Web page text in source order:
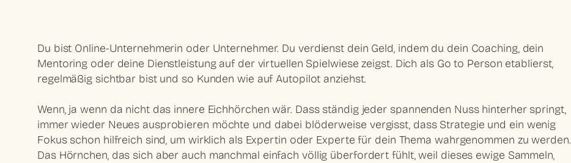
Du bist Online-Unternehmerin oder Unternehmer. Du verdienst dein Geld, indem du dein Coaching, dein
Mentoring oder deine Dienstleistung auf der virtuellen Spielwiese zeigst. Dich als Go to Person etablierst,
regelmäßig sichtbar bist und so Kunden wie auf Autopilot anziehst.
Wenn, ja wenn da nicht das innere Eichhörchen wär. Dass ständig jeder spannenden Nuss hinterher springt,
immer wieder Neues ausprobieren möchte und dabei blöderweise vergisst, dass Strategie und ein wenig
Fokus schon hilfreich sind, um wirklich als Expertin oder Experte für dein Thema wahrgenommen zu werden.
Das Hörnchen, das sich aber auch manchmal einfach völlig überfordert fühlt, weil dieses ewige Sammeln,